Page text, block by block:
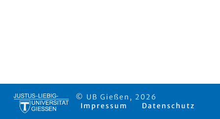
© UB Gießen, 2026
Impressum
Datenschutz